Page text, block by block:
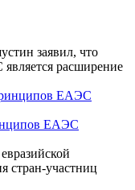
заявил, что
расширение
ЕАЭС
стран-участниц